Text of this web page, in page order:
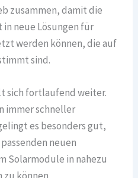
zusammen, damit die
neue Lösungen für
werden können, die auf
sind.
sich fortlaufend weiter.
immer schneller
es besonders gut,
neuen
Solarmodule in nahezu